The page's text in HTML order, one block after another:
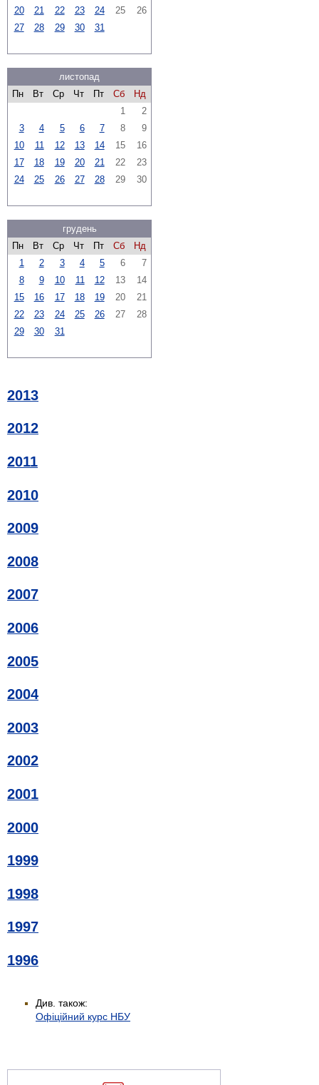
20
21 22 23 24 25
26
27
28 29 30 31
листопад
Пн
Вт Ср Чт Пт Сб
Нд
1
2
3
4 5 6 7 8
9
10
11 12 13 14 15
16
17
18 19 20 21 22
23
24
25 26 27 28 29 30
грудень
Пн
Вт Ср Чт Пт Сб
Нд
1
2 3 4 5 6
7
8
9 10 11 12 13
14
15
16 17 18 19 20
21
22
23 24 25 26 27
28
29
30 31
2013
2012
2011
2010
2009
2008
2007
2006
2005
2004
2003
2002
2001
2000
1999
1998
1997
1996
Див. також:
Офіційний курс НБУ